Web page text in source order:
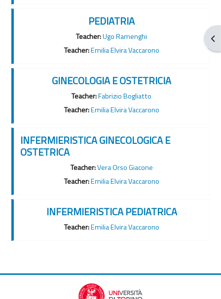
PEDIATRIA
Teacher:Ugo Ramenghi
Teacher:Emilia Elvira Vaccarono
GINECOLOGIA E OSTETRICIA
Teacher:Fabrizio Bogliatto
Teacher:Emilia Elvira Vaccarono
INFERMIERISTICA GINECOLOGICA E
OSTETRICA
Teacher:Vera Orso Giacone
Teacher:Emilia Elvira Vaccarono
INFERMIERISTICA PEDIATRICA
Teacher:Emilia Elvira Vaccarono